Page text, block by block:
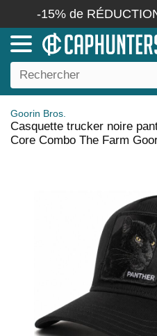
-15% de
Goorin Bros.
Casquette trucker noire
Core Combo The Farm